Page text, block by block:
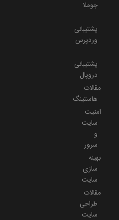
جوملا
پشتیبانی
وردپرس
پشتیبانی
دروپال
مقالات
هاستینگ
امنیت
سایت
و
سرور
بهینه
سازی
سایت
مقالات
طراحی
سایت